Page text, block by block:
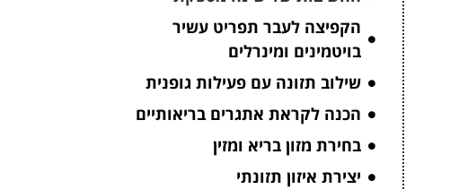
הקפיצה לעבר תפריט עשיר
בויטמינים ומינרלים
שילוב תזונה עם פעילות גופנית
הכנה לקראת אתגרים בריאותיים
בחירת מזון בריא ומזין
יצירת איזון תזונתי